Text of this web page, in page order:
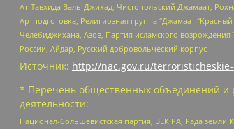
Ат-Тавхида Валь-Джихад, Чистопольский Джамаат,
Артподготовка, Религиозная группа “Джамаат
Челебиджихана, Азов, Партия исламского
России, Айдар, Русский добровольческий корпус
Источник: http://nac.gov.ru/
* Перечень общественных объединений и
деятельности:
Национал-большевистская партия, ВЕК РА, Рада